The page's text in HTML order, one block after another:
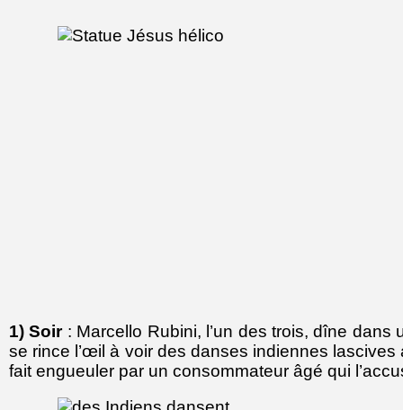
1) Soir: Marcello Rubini, l’un des trois, dîne dans
se rince l’œil à voir des danses indiennes lascives
fait engueuler par un consommateur âgé qui